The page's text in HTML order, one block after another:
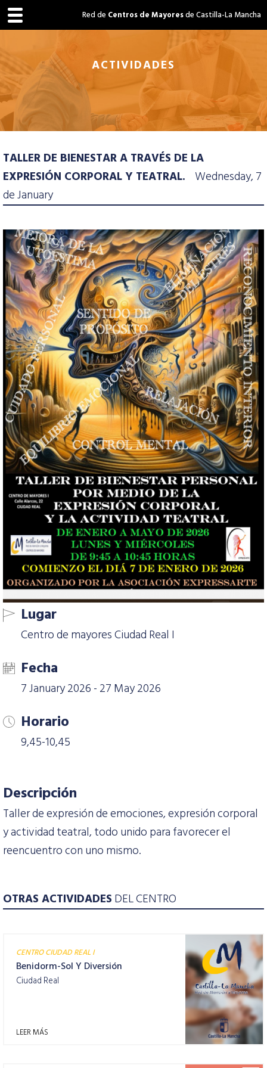
Red de Centros de Mayoresde Castilla-La Mancha
ACTIVIDADES
TALLER DE BIENESTAR A TRAVÉS DE LA
EXPRESIÓN CORPORAL Y TEATRAL. Wednesday, 7
de January
Lugar
Centro de mayores Ciudad Real I
Fecha
7 January 2026 - 27 May 2026
Horario
9,45-10,45
Descripción
Taller de expresión de emociones, expresión corporal
y actividad teatral, todo unido para favorecer el
reencuentro con uno mismo.
OTRAS ACTIVIDADESDEL CENTRO
CENTRO CIUDAD REAL I
Benidorm-Sol Y Diversión
Ciudad Real
LEER MÁS